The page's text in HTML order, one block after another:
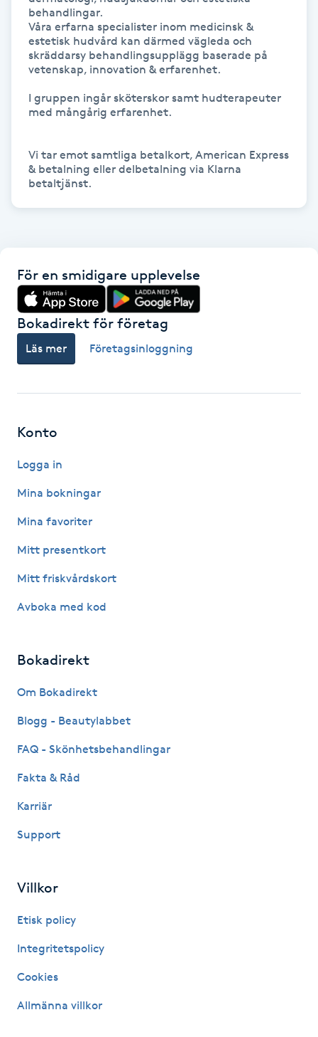
Lymfmassage
Läpptatuering
Manikyr & Pedikyr
Medicinsk massage
Meditation
Mesoterapi
Microshading
Mixfransar
Nagelförlängning
Nagelförlängning gelé
Nagelförlängning silke
Nagelsvamp
behandlingar.
Våra erfarna specialister inom medicinsk &
estetisk hudvård kan därmed vägleda och
skräddarsy behandlingsupplägg baserade på
vetenskap, innovation & erfarenhet.
I gruppen ingår sköterskor samt hudterapeuter
med mångårig erfarenhet.
Vi tar emot samtliga betalkort, American Express
& betalning eller delbetalning via Klarna
För en smidigare upplevelse
Bokadirekt för företag
Läs mer Företagsinloggning
Konto
Logga in
Mina bokningar
Mina favoriter
Mitt presentkort
Mitt friskvårdskort
Avboka med kod
Bokadirekt
Om Bokadirekt
Blogg - Beautylabbet
FAQ - Skönhetsbehandlingar
Fakta & Råd
Karriär
Support
Villkor
Etisk policy
Integritetspolicy
Cookies
Allmänna villkor